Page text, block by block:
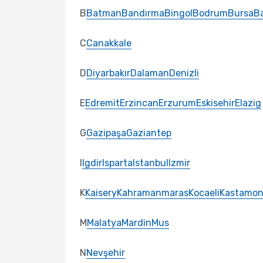
BBatmanBandırmaBingolBodrumBursa
CCanakkale
DDiyarbakırDalamanDenizli
EEdremitErzincanErzurumEskisehirElazig
GGazipaşaGaziantep
IIgdirIspartaIstanbulIzmir
KKaiseryKahramanmarasKocaeli
MMalatyaMardinMus
NNevşehir